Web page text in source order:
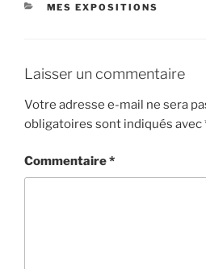
CATÉGORIES
MES EXPOSITIONS
Laisser un commentaire
Votre adresse e-mail ne sera
obligatoires sont indiqués avec
Commentaire*